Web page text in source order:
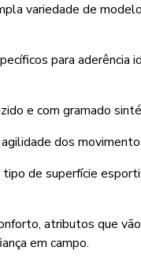
variedade de
para aderência
e com gramado
dos
de superfície
atributos que
em campo.